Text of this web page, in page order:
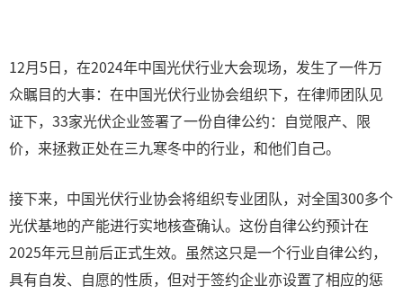
12月5日，在2024年中国光伏行业大会现场，发生了一件万
众瞩目的大事：在中国光伏行业协会组织下，在律师团队见
证下，33家光伏企业签署了一份自律公约：自觉限产、限
价，来拯救正处在三九寒冬中的行业，和他们自己。
接下来，中国光伏行业协会将组织专业团队，对全国300多个
光伏基地的产能进行实地核查确认。这份自律公约预计在
2025年元旦前后正式生效。虽然这只是一个行业自律公约，
具有自发、自愿的性质，但对于签约企业亦设置了相应的惩